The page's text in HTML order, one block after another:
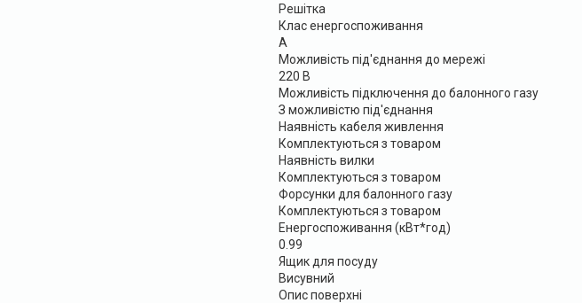
Решітка
Клас енергоспоживання
А
Можливість під'єднання до мережі
220 В
Можливість підключення до балонного газу
З можливістю під'єднання
Наявність кабеля живлення
Комплектуються з товаром
Наявність вилки
Комплектуються з товаром
Форсунки для балонного газу
Комплектуються з товаром
Енергоспоживання (кВт*год)
0.99
Ящик для посуду
Висувний
Опис поверхні